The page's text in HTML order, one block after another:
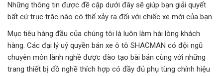
Những thông tin được đề cập dưới đây sẽ giúp bạn giải quyết
bất cứ trục trặc nào có thể xảy ra đối với chiếc xe mới của bạn.
Mục tiêu hàng đầu của chúng tôi là luôn làm hài lòng khách
hàng. Các đại lý uỷ quyền bán xe ô tô SHACMAN có đội ngũ
chuyên môn lành nghề được đào tạo bài bản cùng với những
trang thiết bị đồ nghề thích hợp có đầy đủ phụ tùng chính hiệu